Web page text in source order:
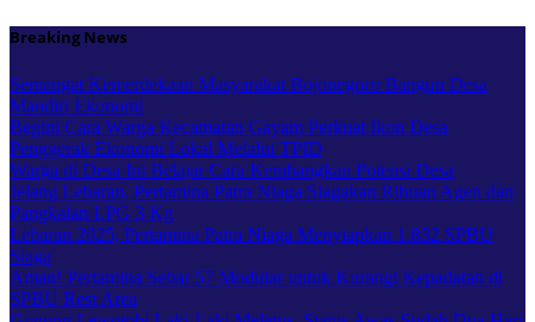
Skip
content
Breaking News
Semangat Kemerdekaan Masyarakat Bojonegoro Bangun Desa
Mandiri Ekonomi
Begini Cara Warga Kecamatan Gayam Perkuat Ikon Desa
Penggerak Ekonomi Lokal Melalui TPID
Warga di Desa Ini Belajar Cara Kembangkan Potensi Desa
Jelang Lebaran, Pertamina Patra Niaga Siagakan Ribuan Agen dan
Pangkalan LPG 3 Kg
Lebaran 2025, Pertamina Patra Niaga Menyiapkan 1.832 SPBU
Siaga
Aman! Pertamina Sebar 57 Modular untuk Kurangi Kepadatan di
SPBU Rest Area